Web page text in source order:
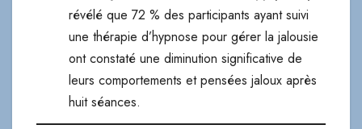
révélé que 72 % des participants ayant suivi
une thérapie d’hypnose pour gérer la jalousie
ont constaté une diminution significative de
leurs comportements et pensées jaloux après
huit séances.